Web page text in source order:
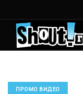
ПРОМО ВИДЕО